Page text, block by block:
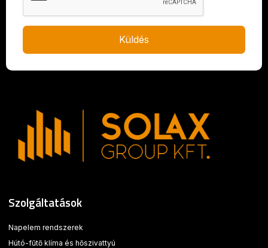
Küldés
Szolgáltatások
Napelem rendszerek
Hútó-fűtő klíma és hőszivattyú